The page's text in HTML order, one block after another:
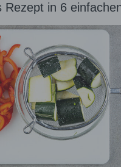
Rezept in 6